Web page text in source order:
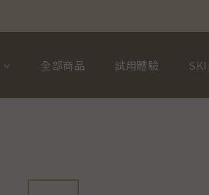
全部商品 試用體驗